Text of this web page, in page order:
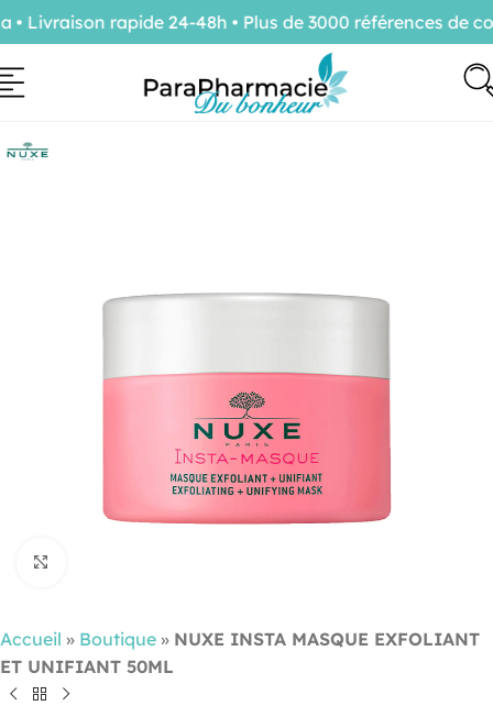
Accueil » Boutique » NUXE INSTA MASQUE EXFOLIANT
ET UNIFIANT 50ML
rapide 24-48h • Plus de 3000 références de